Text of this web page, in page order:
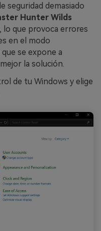
seguridad demasiado
Hunter Wilds
lo que provoca errores
en el modo
se expone a
la solución.
de tu Windows y elige